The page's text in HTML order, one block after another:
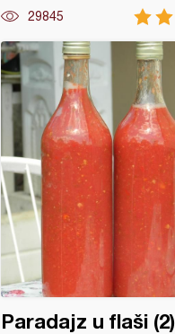
29845
Paradajz u flaši (2)